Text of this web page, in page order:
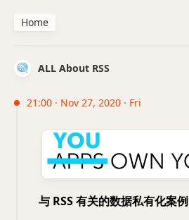
ALL About RSS
21:00 · Nov 27, 2020 · Fri
与 RSS 有关的数据私有化案例
Home